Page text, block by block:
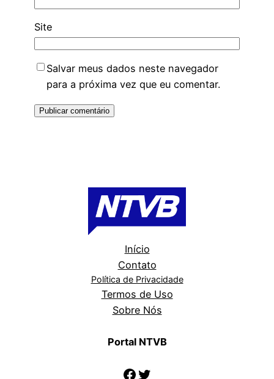
Site
Salvar meus dados neste navegador
para a próxima vez que eu comentar.
Início
Contato
Política de Privacidade
Termos de Uso
Sobre Nós
Portal NTVB
Facebook
Twitter